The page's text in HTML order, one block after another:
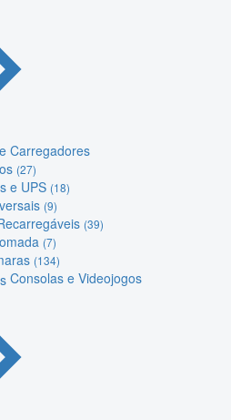
Carregadores
(27)
e UPS (18)
(9)
(39)
(7)
(134)
Consolas e Videojogos